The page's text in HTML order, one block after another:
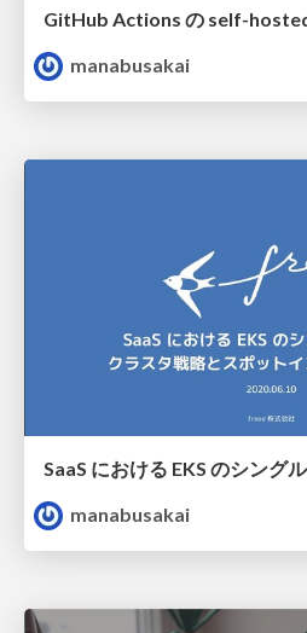
manabusakai
manabusakai